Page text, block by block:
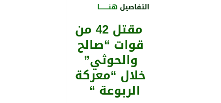
التفاصيلهنـــــــــا
مقتل 42 من
قوات “صالح
والحوثي”
خلال “معركة
الربوعة “